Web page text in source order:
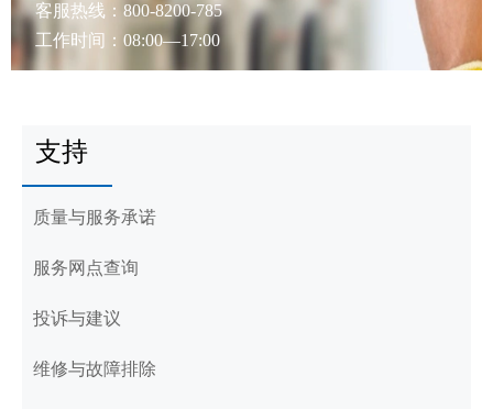
客服热线：800-8200-785
工作时间：08:00—17:00
支持
质量与服务承诺
服务网点查询
投诉与建议
维修与故障排除